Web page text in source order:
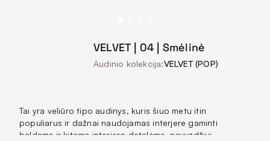
VELVET | 04 | Smėlinė
Audinio kolekcija:VELVET (POP)
Tai yra veliūro tipo audinys, kuris šiuo metu itin
populiarus ir dažnai naudojamas interjere gaminti
baldams ir kitoms interjero detalėms, pavyzdžiui,